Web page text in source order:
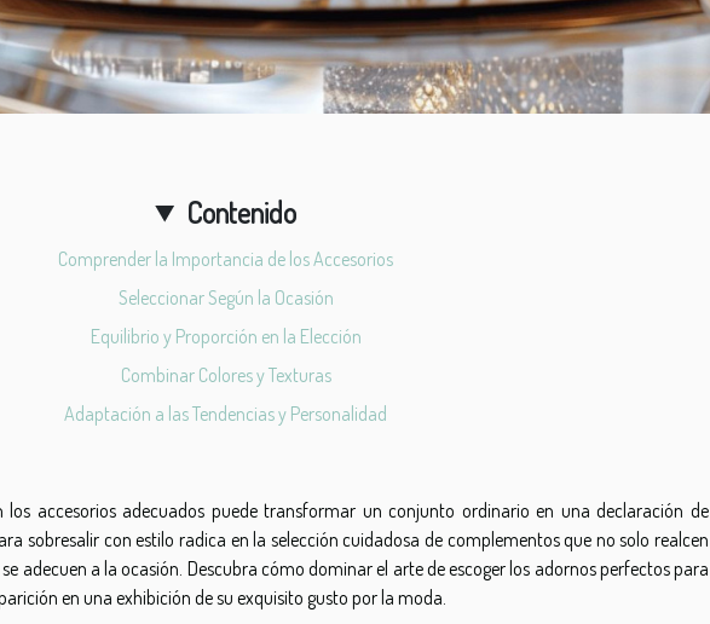
Contenido
Comprender la Importancia de los Accesorios
Seleccionar Según la Ocasión
Equilibrio y Proporción en la Elección
Combinar Colores y Texturas
Adaptación a las Tendencias y Personalidad
accesorios adecuados puede transformar un conjunto ordinario en una declaración de
sobresalir con estilo radica en la selección cuidadosa de complementos que no solo realcen
adecuen a la ocasión. Descubra cómo dominar el arte de escoger los adornos perfectos para
en una exhibición de su exquisito gusto por la moda.